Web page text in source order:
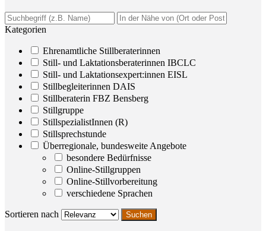
Kategorien
Ehrenamtliche Stillberaterinnen
Still- und Laktationsberaterinnen IBCLC
Still- und Laktationsexpert:innen EISL
Stillbegleiterinnen DAIS
Stillberaterin FBZ Bensberg
Stillgruppe
StillspezialistInnen (R)
Stillsprechstunde
Überregionale, bundesweite Angebote
besondere Bedürfnisse
Online-Stillgruppen
Online-Stillvorbereitung
verschiedene Sprachen
Sortieren nach